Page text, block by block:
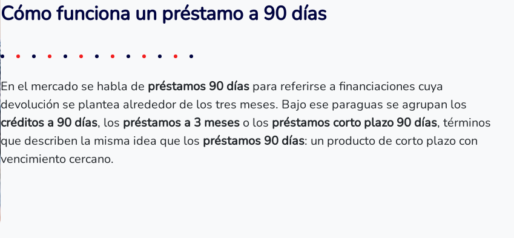
Cómo funciona un préstamo a 90 días
En el mercado se habla de préstamos 90 días para referirse a financiaciones cuya
devolución se plantea alrededor de los tres meses. Bajo ese paraguas se agrupan los
créditos a 90 días, los préstamos a 3 meses o los préstamos corto plazo 90 días, términos
que describen la misma idea que los préstamos 90 días: un producto de corto plazo con
vencimiento cercano.